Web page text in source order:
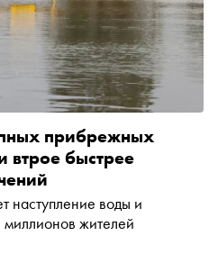
прибрежных
втрое быстрее
наступление воды и
миллионов жителей